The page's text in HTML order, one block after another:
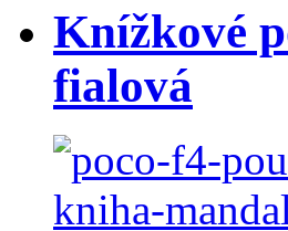
Knížkové
fialová